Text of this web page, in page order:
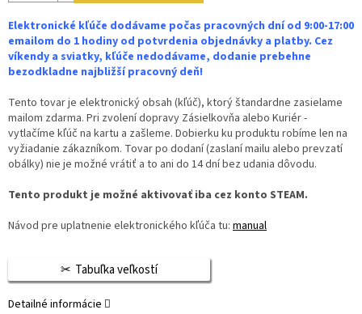
Elektronické kľúče dodávame počas pracovných dní od 9:00-17:00
emailom do 1 hodiny od potvrdenia objednávky a platby. Cez
víkendy a sviatky, kľúče nedodávame, dodanie prebehne
bezodkladne najbližší pracovný deň!
Tento tovar je elektronický obsah (kľúč), ktorý štandardne zasielame
mailom zdarma. Pri zvolení dopravy Zásielkovňa alebo Kuriér -
vytlačíme kľúč na kartu a zašleme. Dobierku ku produktu robíme len na
vyžiadanie zákazníkom. Tovar po dodaní (zaslaní mailu alebo prevzatí
obálky) nie je možné vrátiť a to ani do 14 dní bez udania dôvodu.
Tento produkt je možné aktivovať iba cez konto STEAM.
Návod pre uplatnenie elektronického kľúča tu: manual
Tabuľka veľkostí
Detailné informácie